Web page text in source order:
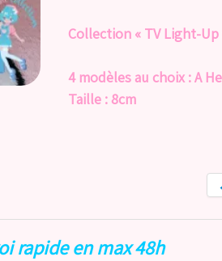
Collection « TV Light-Up
4 modèles au choix : A
Taille : 8cm
rapide en max 48h